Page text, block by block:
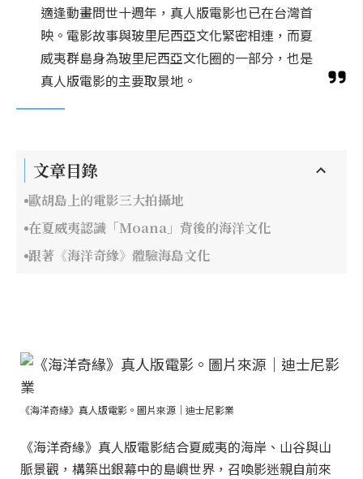
適逢動畫問世十週年，真人版電影也已在台灣首
映。電影故事與玻里尼西亞文化緊密相連，而夏
威夷群島身為玻里尼西亞文化圈的一部分，也是
真人版電影的主要取景地。
文章目錄
歐胡島上的電影三大拍攝地
在夏威夷認識「Moana」背後的海洋文化
跟著《海洋奇緣》體驗海島文化
《海洋奇緣》真人版電影。圖片來源｜迪士尼影業
《海洋奇緣》真人版電影結合夏威夷的海岸、山谷與山
脈景觀，構築出銀幕中的島嶼世界，召喚影迷親自前來